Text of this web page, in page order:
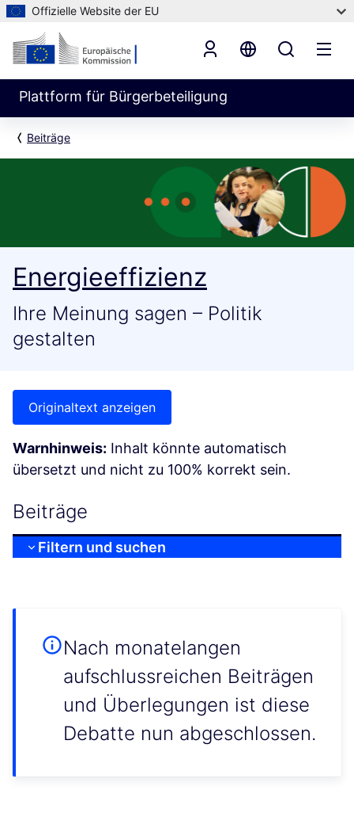
Offizielle Website der EU
Plattform für Bürgerbeteiligung
Beiträge
Energieeffizienz
Ihre Meinung sagen – Politik
gestalten
Originaltext anzeigen
Warnhinweis: Inhalt könnte automatisch
übersetzt und nicht zu 100% korrekt sein.
Beiträge
Filtern und suchen
Nach monatelangen
aufschlussreichen Beiträgen
und Überlegungen ist diese
Debatte nun abgeschlossen.